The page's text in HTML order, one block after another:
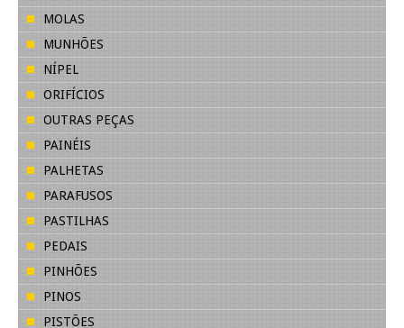
MOLAS
MUNHÕES
NÍPEL
ORIFÍCIOS
OUTRAS PEÇAS
PAINÉIS
PALHETAS
PARAFUSOS
PASTILHAS
PEDAIS
PINHÕES
PINOS
PISTÕES